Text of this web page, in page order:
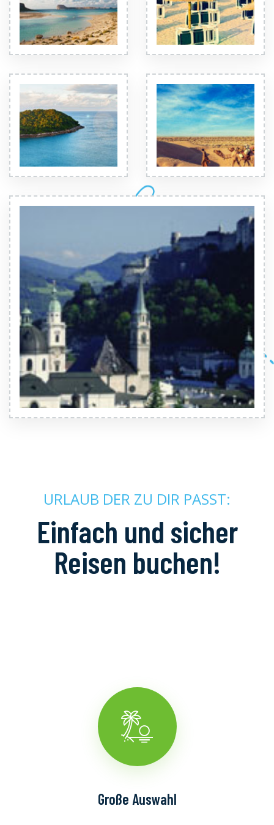
URLAUB DER ZU DIR PASST:
Einfach und sicher
Reisen buchen!
Große Auswahl